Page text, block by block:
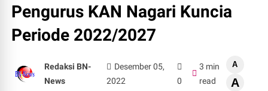
Pengurus KAN Nagari Kuncia
Periode 2022/2027
Redaksi BN-
News
Desember 05,
2022
0
3 min
read
A
A